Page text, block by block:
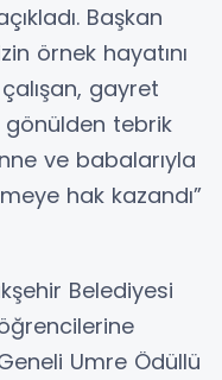
Başkan
örnek hayatını
gayret
gönülden tebrik
ve babalarıyla
hak kazandı”
Belediyesi
Umre Ödüllü